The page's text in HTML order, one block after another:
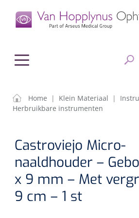
Chirurgisch materiaal
OP-sets
IOL's
Diagnostiek
Tonometers
OCT's
Klein Materiaal
Optometrie/Orthoptie
Optiek & Optometrie
FILTEREN
ZOEKRESULTATEN
Home | Klein Materiaal |
Herbruikbare instrumenten
Castroviejo Micro-
naaldhouder –
x 9 mm – Met
9 cm – 1 st